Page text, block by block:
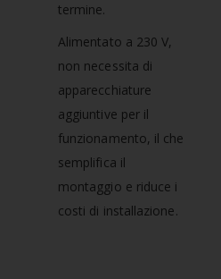
termine.
Alimentato a 230 V,
non necessita di
apparecchiature
aggiuntive per il
funzionamento, il che
semplifica il
montaggio e riduce i
costi di installazione.